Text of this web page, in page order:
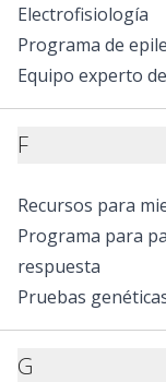
Electrofisiología
Programa de
Equipo experto
F
Recursos para
Programa para
respuesta
Pruebas
G